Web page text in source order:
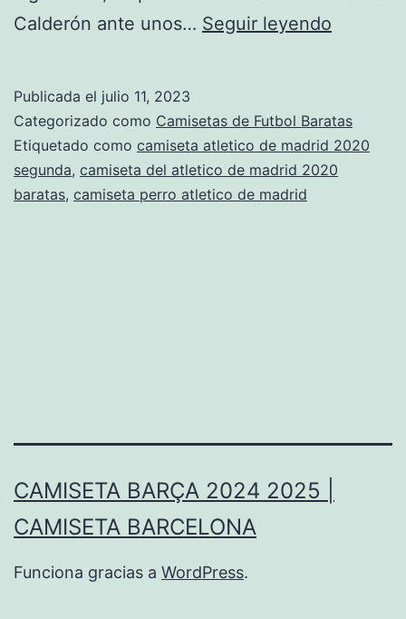
Calderón ante unos… Seguir leyendo
atltico
de
madrid
Publicada el julio 11, 2023
Categorizado como Camisetas de Futbol Baratas
Etiquetado como camiseta atletico de madrid 2020
segunda, camiseta del atletico de madrid 2020
baratas, camiseta perro atletico de madrid
CAMISETA BARÇA 2024 2025 |
CAMISETA BARCELONA
Funciona gracias a WordPress.